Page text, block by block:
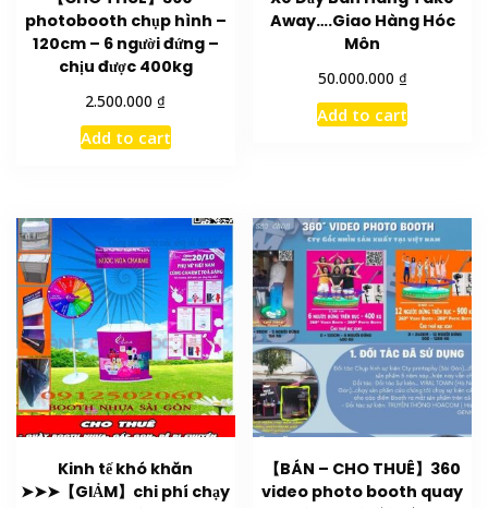
photobooth chụp hình –
120cm – 6 người đứng –
chịu được 400kg
2.500.000 ₫
Add to cart
Away….Giao Hàng Hóc
Môn
50.000.000 ₫
Add to cart
Kinh tế khó khăn
➤➤➤【GIẢM】chi phí chạy
【BÁN – CHO THUÊ】360
video photo booth quay